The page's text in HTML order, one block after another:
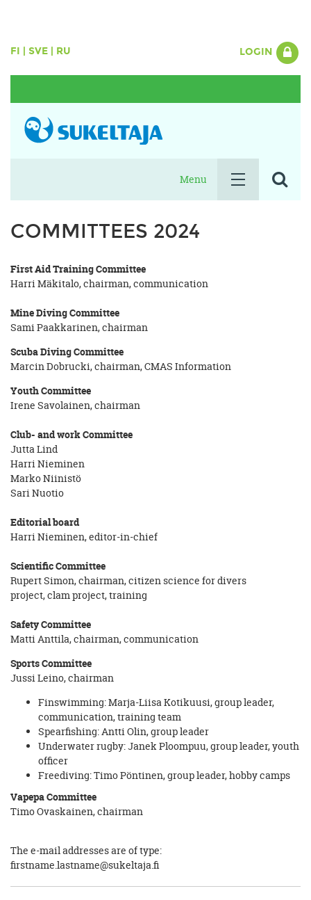
FI SVE RU LOGIN
Menu
COMMITTEES 2024
First Aid Training Committee
Harri Mäkitalo, chairman, communication
Mine Diving Committee
Sami Paakkarinen, chairman
Scuba Diving Committee
Marcin Dobrucki, chairman, CMAS Information
Youth Committee
Irene Savolainen, chairman
Club- and work Committee
Jutta Lind
Harri Nieminen
Marko Niinistö
Sari Nuotio
Editorial board
Harri Nieminen, editor-in-chief
Scientific Committee
Rupert Simon, chairman, citizen science for divers
project, clam project, training
Safety Committee
Matti Anttila, chairman, communication
Sports Committee
Jussi Leino, chairman
Finswimming: Marja-Liisa Kotikuusi, group leader,
communication, training team
Spearfishing: Antti Olin, group leader
Underwater rugby: Janek Ploompuu, group leader, youth
officer
Freediving: Timo Pöntinen, group leader, hobby camps
Vapepa Committee
Timo Ovaskainen, chairman
The e-mail addresses are of type:
firstname.lastname@sukeltaja.fi